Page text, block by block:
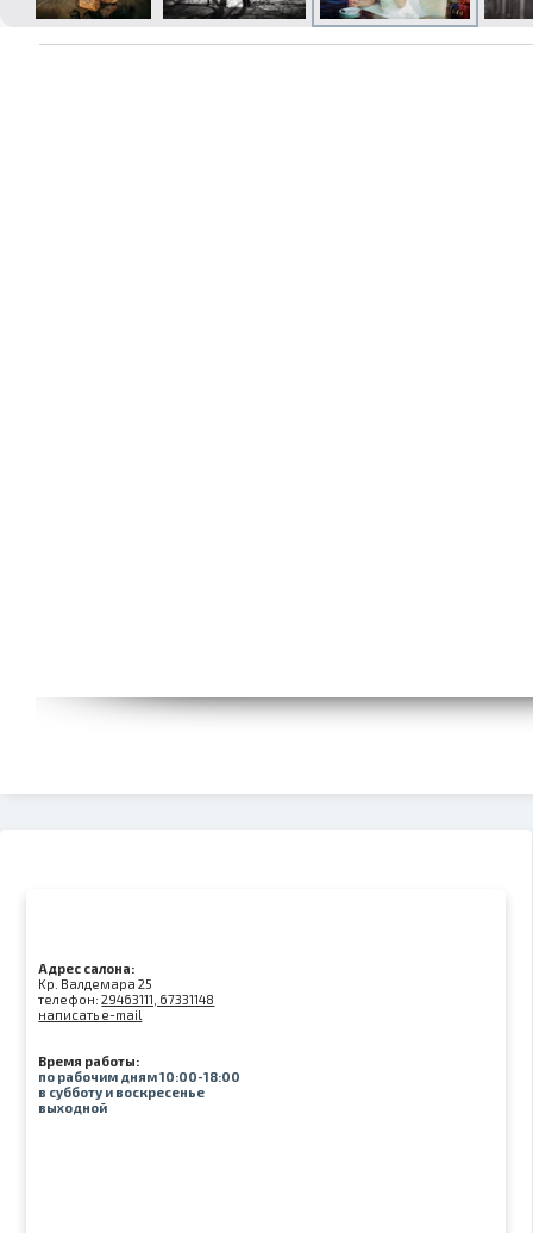
Печать в течение 1 часа в Риге –
Адрес салона:
Kр. Валдемара 25
телефон:29463111, 67331148
написать e-mail
Время работы:
по рабочим дням 10:00-18:00
в субботу и воскресенье
выходной